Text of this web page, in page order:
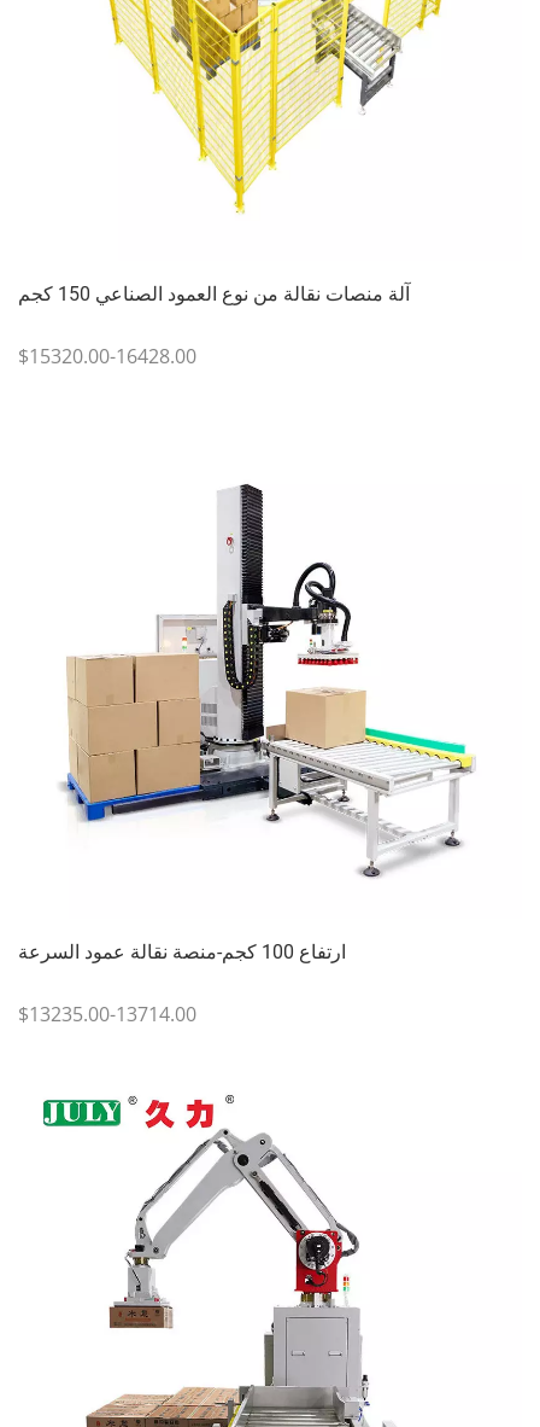
آلة منصات نقالة من نوع العمود الصناعي 150 كجم
$15320.00-16428.00
ارتفاع 100 كجم-منصة نقالة عمود السرعة
$13235.00-13714.00